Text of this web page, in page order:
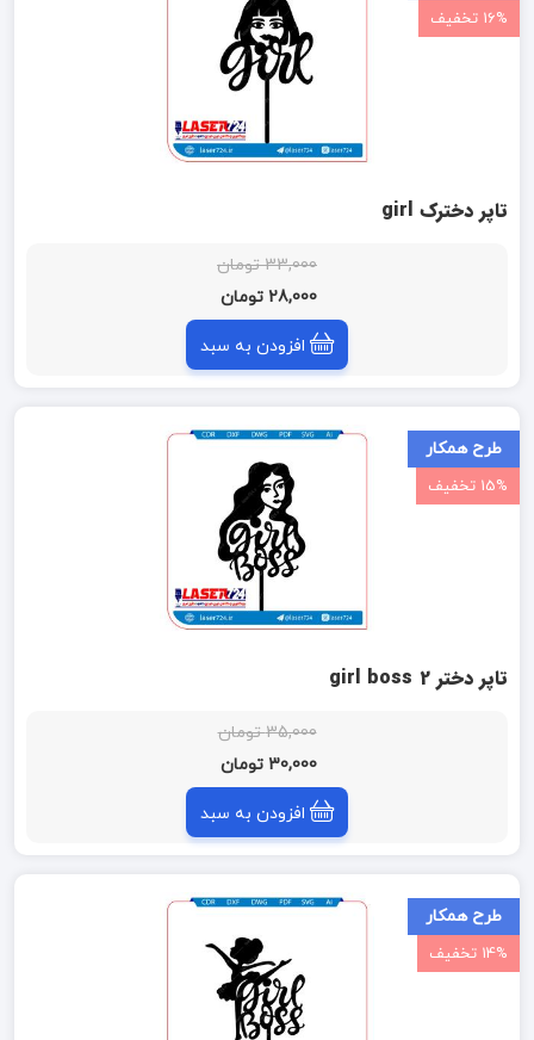
16% تخفیف
تاپر دخترک girl
33,000 تومان
28,000 تومان
افزودن به سبد
طرح همکار
15% تخفیف
تاپر دختر girl boss 2
35,000 تومان
30,000 تومان
افزودن به سبد
طرح همکار
14% تخفیف